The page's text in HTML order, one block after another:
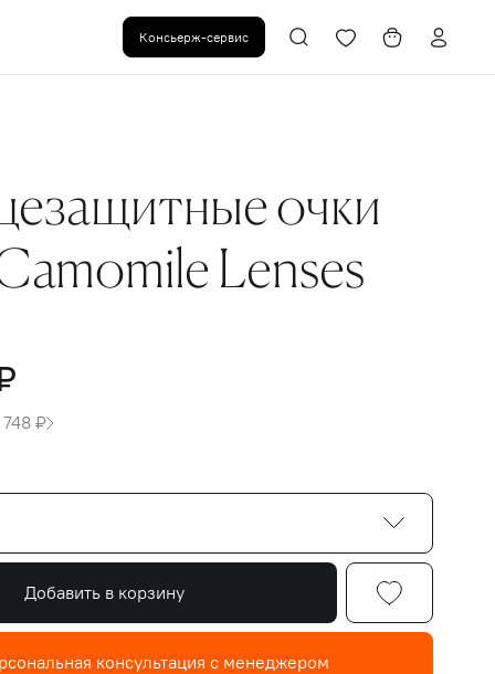
Консьерж-сервис
очки
Lenses
₽
Добавить в корзину
консультация с менеджером